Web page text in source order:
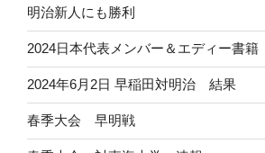
明治新人にも勝利
2024日本代表メンバー＆エディー書籍
2024年6月2日 早稲田対明治 結果
春季大会 早明戦